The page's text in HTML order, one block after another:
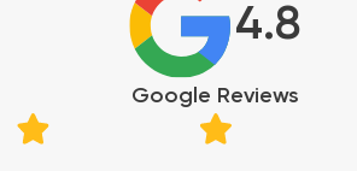
4.8
Google Reviews